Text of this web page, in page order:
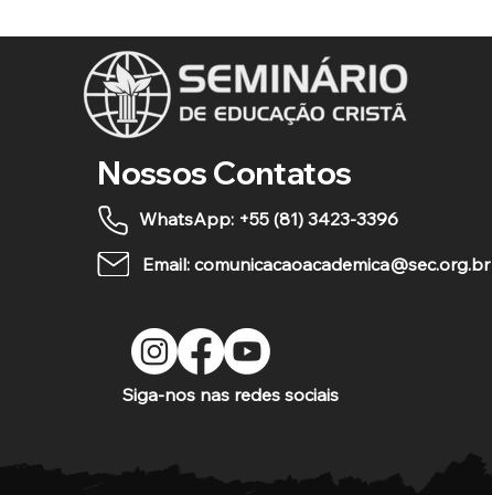
Nossos Contatos
WhatsApp: +55 (81) 3423-3396
Email: comunicacaoacademica@sec.org.br
Siga-nos nas redes sociais